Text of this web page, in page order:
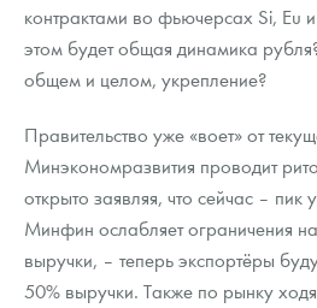
контрактами во фьючерсах Si, Eu
этом будет общая динамика
общем и целом, укрепление?
Правительство уже «воет» от
Минэкономразвития проводит
открыто заявляя, что сейчас – пик
Минфин ослабляет ограничения
выручки, – теперь экспортёры
50% выручки. Также по рынку